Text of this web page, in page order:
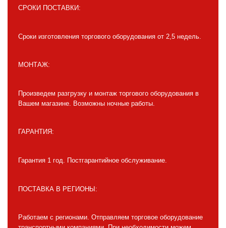
СРОКИ ПОСТАВКИ:
Сроки изготовления торгового оборудования от 2,5 недель.
МОНТАЖ:
Произведем разгрузку и монтаж торгового оборудования в
Вашем магазине. Возможны ночные работы.
ГАРАНТИЯ:
Гарантия 1 год. Постгарантийное обслуживание.
ПОСТАВКА В РЕГИОНЫ:
Работаем с регионами. Отправляем торговое оборудование